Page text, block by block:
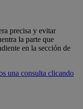
precisa y evitar
la parte que
en la sección de
una consulta clicando